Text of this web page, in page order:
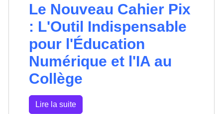
Le Nouveau Cahier Pix
: L'Outil Indispensable
pour l'Éducation
Numérique et l'IA au
Collège
Lire la suite